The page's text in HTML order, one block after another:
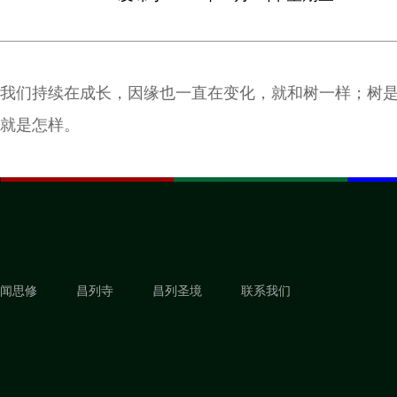
我们持续在成长，因缘也一直在变化，就和树一样；树
就是怎样。
闻思修 昌列寺 昌列圣境 联系我们